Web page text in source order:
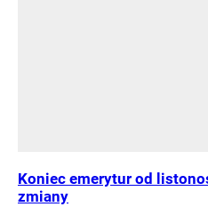
Koniec emerytur od
zmiany